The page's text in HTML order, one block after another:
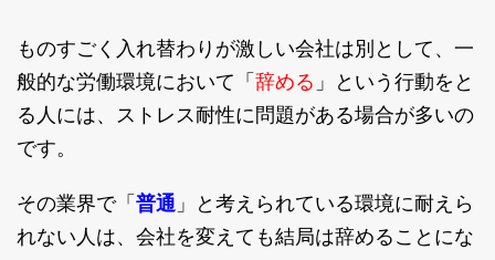
ものすごく入れ替わりが激しい会社は別として、一
般的な労働環境において「 辞める 」という行動をと
る人には、ストレス耐性に問題がある場合が多いの
です。
その業界で「 普通 」と考えられている環境に耐えら
れない人は、会社を変えても結局は辞めることにな